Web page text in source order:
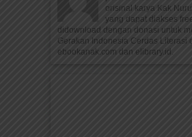
orisinal karya Kak
yang dapat diakses
didownload dengan donasi untuk
Gerakan Indonesia Cerdas Literasi
ebookanak.com dan elibrary.id.